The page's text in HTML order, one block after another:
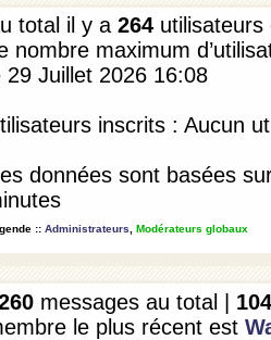
total il y a 264
nombre maximum
29 Juillet 2026 16:08
inscrits : Aucun
données sont basées
:: Administrateurs Modérateurs globaux
messages au total | 104
le plus récent est